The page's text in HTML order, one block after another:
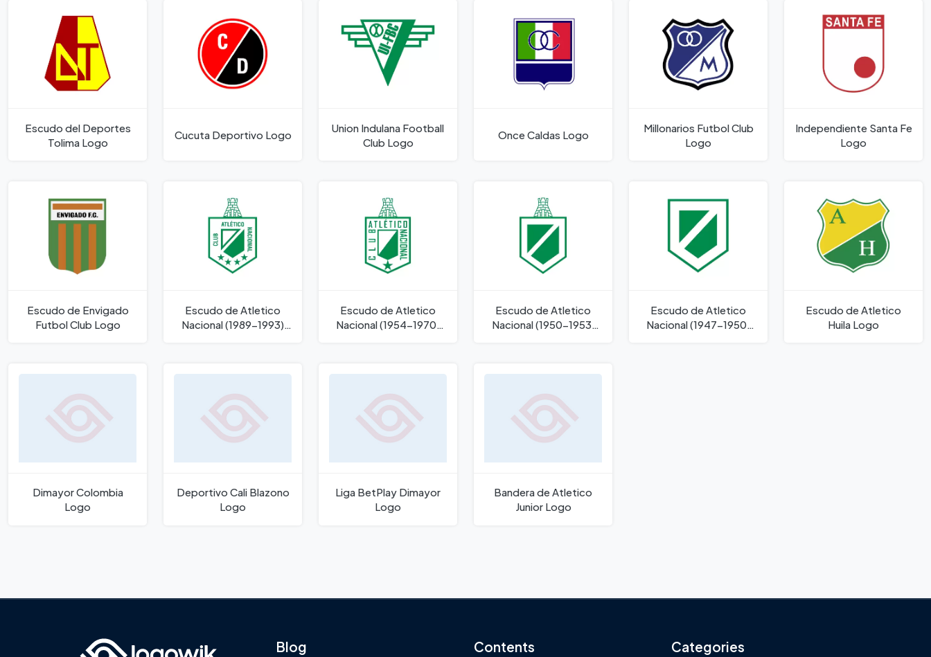
Escudo del Deportes
Tolima Logo
Cucuta Deportivo Logo
Union Indulana Football
Club Logo
Once Caldas Logo
Millonarios Futbol Club
Logo
Independiente Santa Fe
Logo
Escudo de Envigado
Futbol Club Logo
Escudo de Atletico
Nacional (1989-1993)
Escudo de Atletico
Nacional (1954-1970)
Escudo de Atletico
Nacional (1950-1953)
Escudo de Atletico
Nacional (1947-1950)
Escudo de Atletico
Huila Logo
Dimayor Colombia
Logo
Deportivo Cali Blazono
Logo
Liga BetPlay Dimayor
Logo
Bandera de Atletico
Junior Logo
Blog Contents Categories